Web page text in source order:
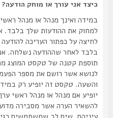
כיצד אני עורך או מוחק הודעה?
במידה ואינך מנהל או מנהל ראשי
למחוק את ההודעות שלך בלבד. אתה
לחיצה על כפתור העריכה להודעה
בלבד לאחר שההודעה נשלחה. אם
תוספת קטנה של טקסט המוצג מתחת
לנושא אשר רושם את מספר הפעמים
והשעה. טקסט זה יופיע רק במידה
יופיע אם מנהל או מנהל ראשי ערך
להשאיר הערה אשר מסבירה מדוע הם